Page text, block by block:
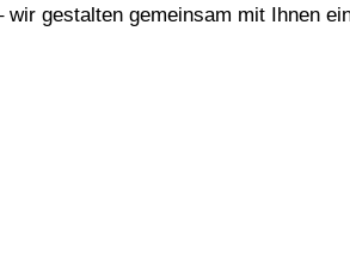
gestalten gemeinsam mit Ihnen